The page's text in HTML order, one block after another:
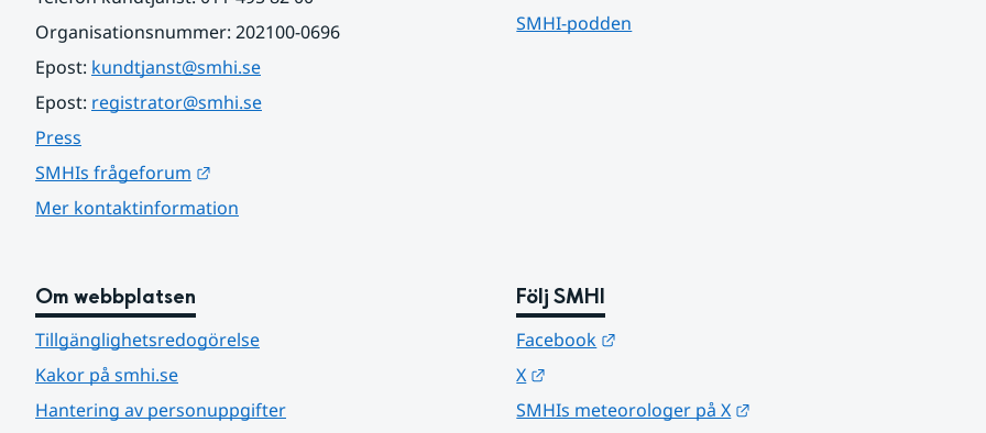
Organisationsnummer: 202100-0696
Epost: kundtjanst@smhi.se
Epost: registrator@smhi.se
Press
SMHIs frågeforum
Mer kontaktinformation
SMHI-podden
Om webbplatsen
Tillgänglighetsredogörelse
Kakor på smhi.se
Hantering av personuppgifter
Följ SMHI
Facebook
X
SMHIs meteorologer på X